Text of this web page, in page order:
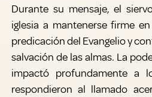
Durante su mensaje, el
iglesia a mantenerse firme
predicación del Evangelio y
salvación de las almas. La
impactó profundamente a
respondieron al llamado